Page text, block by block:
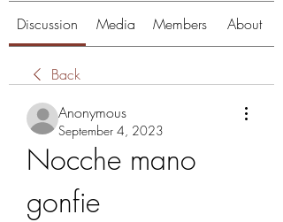
Discussion Media Members About
Back
Anonymous
September 4, 2023
Nocche mano
gonfie